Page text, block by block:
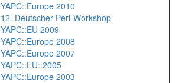
YAPC::Europe 2010
12. Deutscher Perl-Workshop
YAPC::EU 2009
YAPC::Europe 2008
YAPC::Europe 2007
YAPC::EU::2005
YAPC::Europe 2003